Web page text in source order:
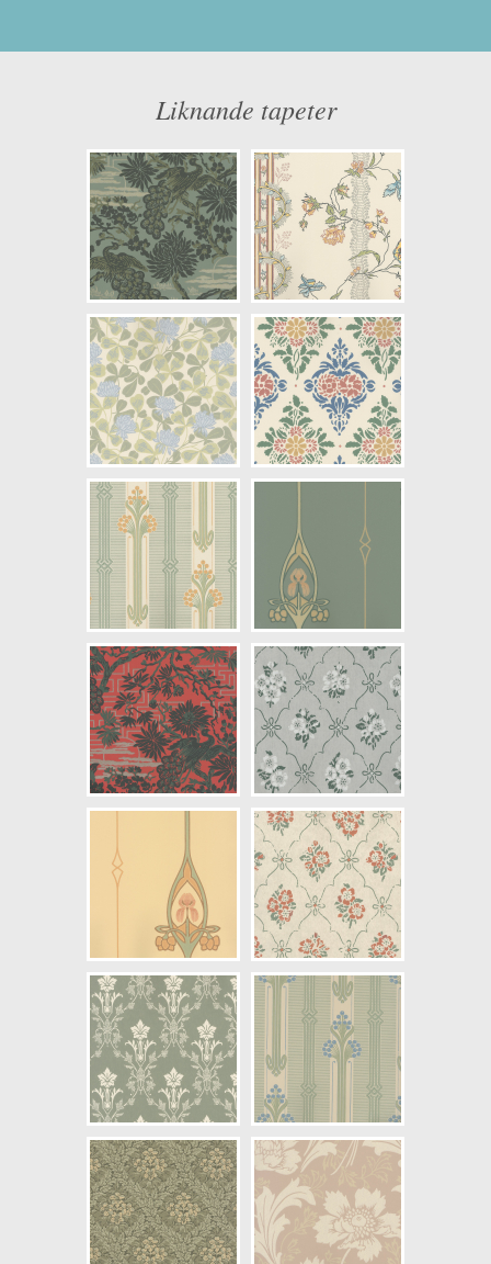
Information
Egenskaper: Limma på tapeten
Längd x Bredd: 10,05 x 0,53
Mönsterhöjd: 0,23
Artikelnummer: 033-14
NCS Bottenkulör: S0603-Y40R
Färg: Grön, Rosa
Mönster: Blommig, Växter,
Historiskt
Struktur: Slät, Limtryck
Cirkapris: 1145,00 kr
(Kontakta din färghandlare för
exakt pris.)
Liknande tapeter